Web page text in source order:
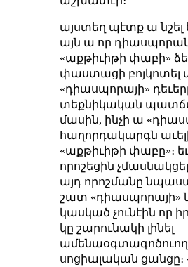
այստեղ պէտք ա նշել
այն ա որ
«աքթիւիթի փաբի»
փաստացի բոյկոտել
«դիասպորայի»
տեքնիկական
մասին, ինչի ա
հաղորդակարգն
«աքթիւիթի փաբը»։
որոշեցին
այդ որոշմանը
շատ «դիասպորայի»
կասկած չունէին որ
կը շարունակի լինել
սոցիալական